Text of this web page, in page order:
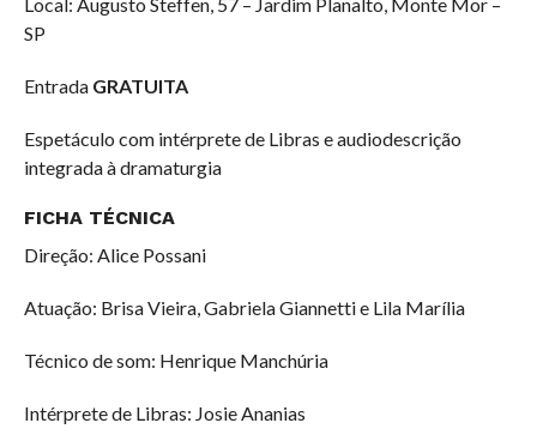
SP
Entrada GRATUITA
Espetáculo com intérprete de Libras e audiodescrição
integrada à dramaturgia
FICHA TÉCNICA
Direção: Alice Possani
Atuação: Brisa Vieira, Gabriela Giannetti e Lila Marília
Técnico de som: Henrique Manchúria
Intérprete de Libras: Josie Ananias